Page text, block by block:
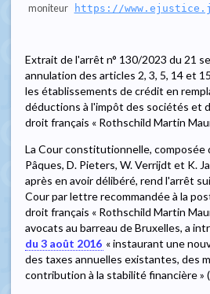
moniteur
https://
Extrait de l'arrêt n° 130/2023 du 21
annulation des articles 2, 3, 5, 14 et
les établissements de crédit en
déductions à l'impôt des sociétés et
droit français « Rothschild Martin
La Cour constitutionnelle, composée
Pâques, D. Pieters, W. Verrijdt et K.
après en avoir délibéré, rend l'arrêt
Cour par lettre recommandée à la
droit français « Rothschild Martin
avocats au barreau de Bruxelles, a
du 3 août 2016 « instaurant une
des taxes annuelles existantes, des
contribution à la stabilité financière »